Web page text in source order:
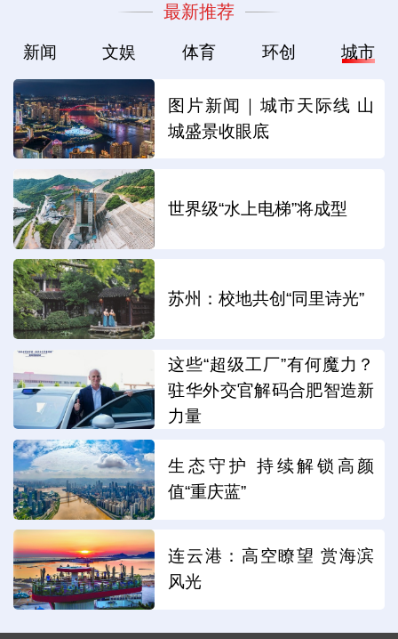
最新推荐
新闻 文娱 体育 环创 城市
图片新闻｜城市天际线 山
城盛景收眼底
世界级“水上电梯”将成型
苏州：校地共创“同里诗光”
这些“超级工厂”有何魔力？
驻华外交官解码合肥智造新
力量
生态守护 持续解锁高颜
值“重庆蓝”
连云港：高空瞭望 赏海滨
风光